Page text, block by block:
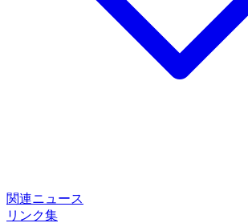
関連ニュース
リンク集